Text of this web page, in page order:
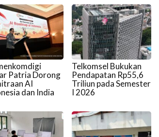
Patria Dorong
AI
dan India
Telkomsel Bukukan
Pendapatan Rp55,6
Triliun pada Semester
I 2026